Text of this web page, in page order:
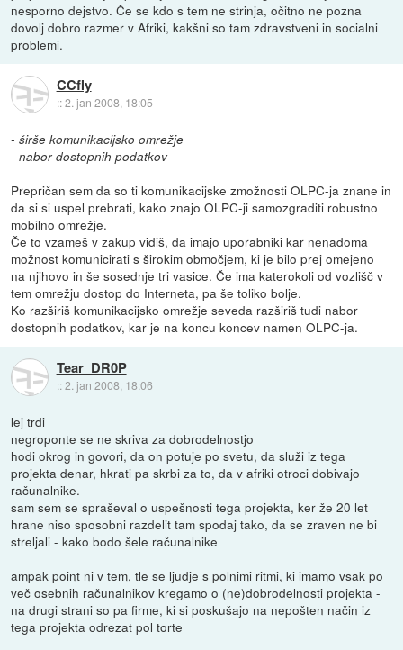
nesporno dejstvo. Če se kdo s tem ne strinja, očitno ne pozna
dovolj dobro razmer v Afriki, kakšni so tam zdravstveni in socialni
problemi.
CCfly
::2. jan 2008, 18:05
- širše komunikacijsko omrežje
- nabor dostopnih podatkov
Prepričan sem da so ti komunikacijske zmožnosti OLPC-ja znane in
da si si uspel prebrati, kako znajo OLPC-ji samozgraditi robustno
mobilno omrežje.
Če to vzameš v zakup vidiš, da imajo uporabniki kar nenadoma
možnost komunicirati s širokim območjem, ki je bilo prej omejeno
na njihovo in še sosednje tri vasice. Če ima katerokoli od vozlišč v
tem omrežju dostop do Interneta, pa še toliko bolje.
Ko razširiš komunikacijsko omrežje seveda razširiš tudi nabor
dostopnih podatkov, kar je na koncu koncev namen OLPC-ja.
Tear_DR0P
::2. jan 2008, 18:06
lej trdi
negroponte se ne skriva za dobrodelnostjo
hodi okrog in govori, da on potuje po svetu, da služi iz tega
projekta denar, hkrati pa skrbi za to, da v afriki otroci dobivajo
računalnike.
sam sem se spraševal o uspešnosti tega projekta, ker že 20 let
hrane niso sposobni razdelit tam spodaj tako, da se zraven ne bi
streljali - kako bodo šele računalnike
ampak point ni v tem, tle se ljudje s polnimi ritmi, ki imamo vsak po
več osebnih računalnikov kregamo o (ne)dobrodelnosti projekta -
na drugi strani so pa firme, ki si poskušajo na nepošten način iz
tega projekta odrezat pol torte